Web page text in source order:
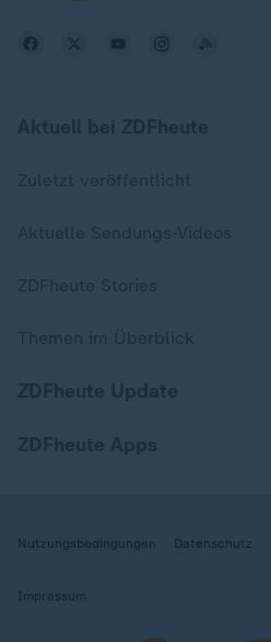
Nutzungsbedingungen Datenschutz
Impressum